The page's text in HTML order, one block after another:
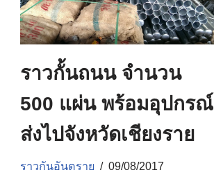
ราวกั้นถนน จำนวน
500 แผ่น พร้อมอุปกรณ์
ส่งไปจังหวัดเชียงราย
ราวกันอันตราย 09/08/2017